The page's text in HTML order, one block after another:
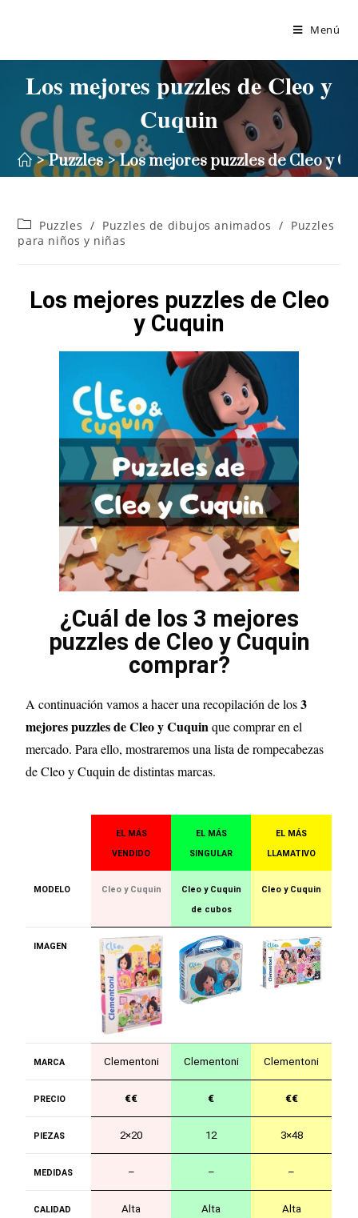
Menú
Los mejores puzzles de Cleo y
Cuquin
> Puzzles > Los mejores puzzles de Cleo y
Puzzles / Puzzles de dibujos animados / Puzzles
para niños y niñas
Los mejores puzzles de Cleo
y Cuquin
¿Cuál de los 3 mejores
puzzles de Cleo y Cuquin
comprar?
A continuación vamos a hacer una recopilación de los3
mejores puzzles de Cleo y Cuquinque comprar en el
mercado. Para ello, mostraremos una lista de rompecabezas
de Cleo y Cuquin de distintas marcas.
EL MÁS
VENDIDO
EL MÁS
SINGULAR
EL MÁS
LLAMATIVO
MODELO Cleo y Cuquin
Cleo y Cuquin
de cubos
Cleo y Cuquin
IMAGEN
MARCA Clementoni Clementoni Clementoni
PRECIO €€ € €€
PIEZAS 2×20 12 3×48
MEDIDAS – – –
CALIDAD Alta Alta Alta